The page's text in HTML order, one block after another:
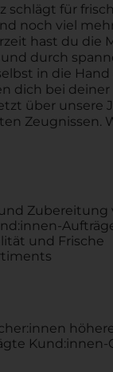
schlägt für
noch viel
hast du die
durch
in die Hand
dich bei
über unsere
Zeugnissen.
Zubereitung
und Frische